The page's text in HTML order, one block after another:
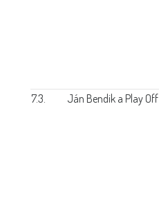
7.3. Ján Bendik a Play Off